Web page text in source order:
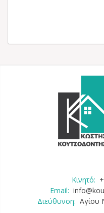
Κινητό:
Email:
Διεύθυνση: Αγίου